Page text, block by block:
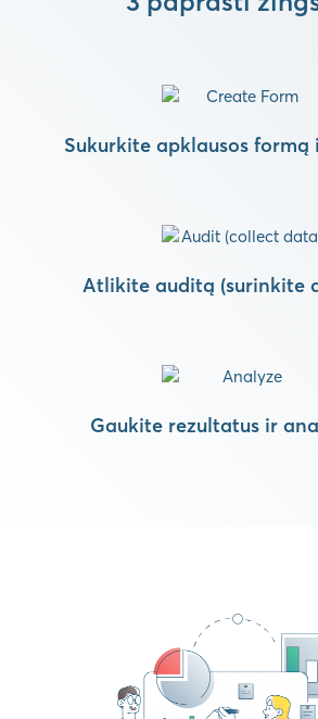
Sukurkite apklausos formą
Atlikite auditą (surinkite
Gaukite rezultatus ir